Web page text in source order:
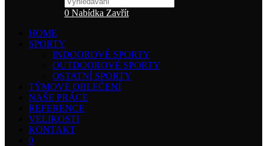
0 Nabídka Zavřít
HOME
SPORTY
INDOOROVÉ SPORTY
OUTDOOROVÉ SPORTY
OSTATNÍ SPORTY
TÝMOVÉ OBLEČENÍ
NAŠE PRÁCE
REFERENCE
VELIKOSTI
KONTAKT
0